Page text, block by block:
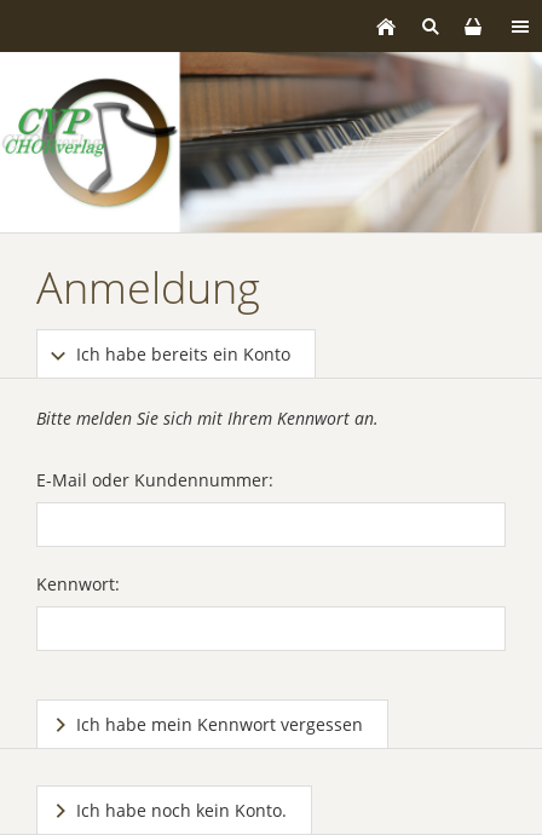
Anmeldung
Ich habe bereits ein Konto
Bitte melden Sie sich mit Ihrem Kennwort an.
E-Mail oder Kundennummer:
Kennwort:
Ich habe mein Kennwort vergessen
Ich habe noch kein Konto.